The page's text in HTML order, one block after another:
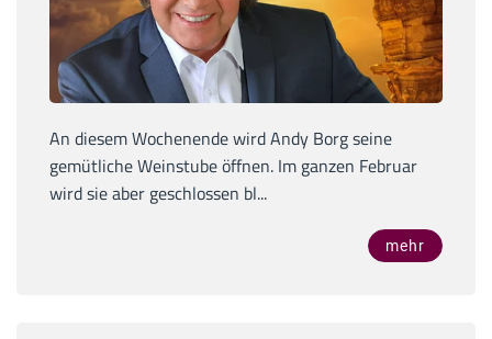
An diesem Wochenende wird Andy Borg seine
gemütliche Weinstube öffnen. Im ganzen Februar
wird sie aber geschlossen bl...
mehr